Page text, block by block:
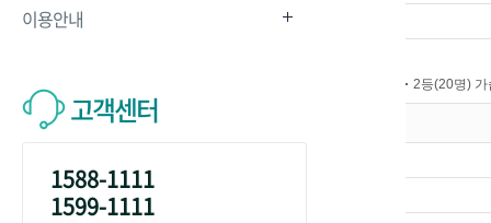
이용안내
고객센터
1588-1111
1599-1111
2등(20명) 가